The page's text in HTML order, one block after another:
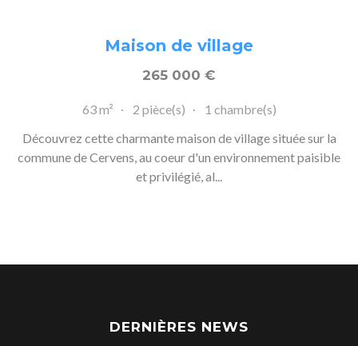
Maison de village
265 000 €
63 m² 2 pièce(s)
1 chambre(s)
Découvrez cette charmante maison de village située sur la
commune de Cervens, au coeur d'un environnement paisible
et privilégié, al...
DERNIÈRES NEWS